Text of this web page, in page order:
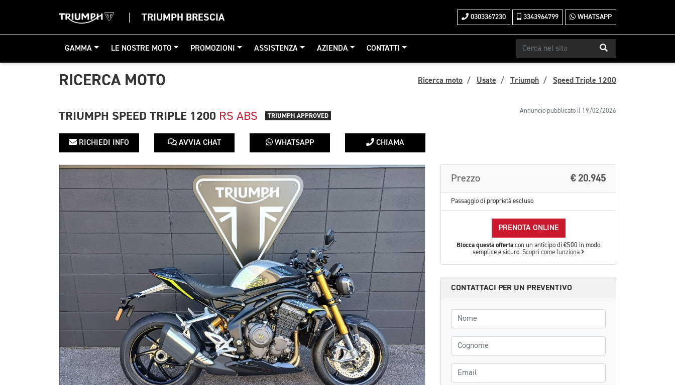
TRIUMPH BRESCIA 0303367230 3343964799 WHATSAPP
GAMMA LE NOSTRE MOTO PROMOZIONI ASSISTENZA AZIENDA CONTATTI
RICERCA MOTO Ricerca moto Usate Triumph Speed Triple 1200
Annuncio pubblicato il 19/02/2026
TRIUMPH SPEED TRIPLE 1200 RS ABS TRIUMPH APPROVED
RICHIEDI INFO AVVIA CHAT WHATSAPP CHIAMA
Prezzo € 20.945
Passaggio di proprietà escluso
PRENOTA ONLINE
Blocca questa offerta con un anticipo di €500 in modo
semplice e sicuro. Scopri come funziona
CONTATTACI PER UN PREVENTIVO
Nome
Cognome
Email